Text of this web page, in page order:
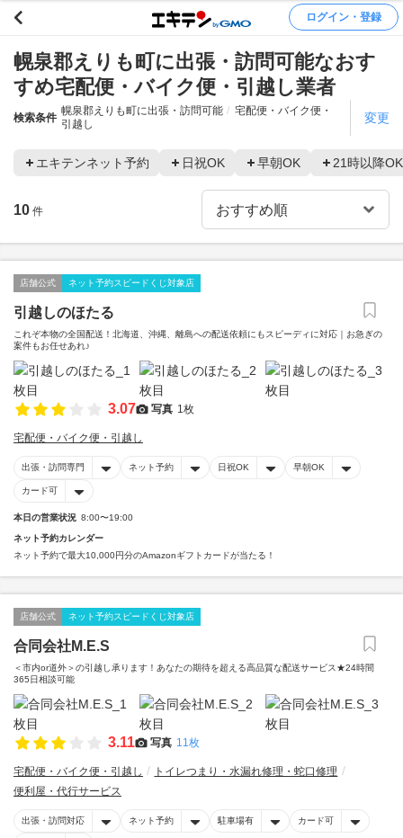
ログイン・登録
幌泉郡えりも町に出張・訪問可能なおす
すめ宅配便・バイク便・引越し業者
検索条件
幌泉郡えりも町に出張・訪問可能
宅配便・バイク便・
引越し
変更
エキテンネット予約 日祝OK 早朝OK 21時以降OK
10 件
店舗公式 ネット予約スピードくじ対象店
引越しのほたる
これぞ本物の全国配送！北海道、沖縄、離島への配送依頼にもスピーディに対応｜お急ぎの
案件もお任せあれ♪
3.07 写真 1枚
宅配便・バイク便・引越し
出張・訪問専門 ネット予約 日祝OK 早朝OK
カード可
本日の営業状況 8:00〜19:00
ネット予約カレンダー
ネット予約で最大10,000円分のAmazonギフトカードが当たる！
店舗公式 ネット予約スピードくじ対象店
合同会社M.E.S
＜市内or道外＞の引越し承ります！あなたの期待を超える高品質な配送サービス★24時間
365日相談可能
3.11 写真 11枚
宅配便・バイク便・引越し
トイレつまり・水漏れ修理・蛇口修理
便利屋・代行サービス
出張・訪問対応 ネット予約 駐車場有 カード可